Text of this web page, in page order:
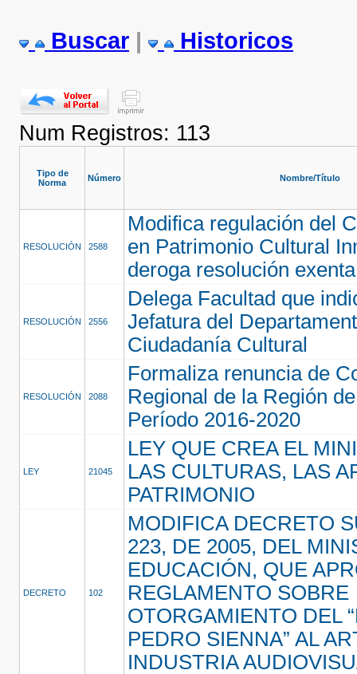
Buscar | Historicos
Num Registros: 113
Tipo de
Norma
Número Nombre/Título
RESOLUCIÓN 2588
Modifica regulación del
en Patrimonio Cultural
deroga resolución
RESOLUCIÓN 2556
Delega Facultad que
Jefatura del
Ciudadanía Cultural
RESOLUCIÓN 2088
Formaliza renuncia de
Regional de la Región
Período 2016-2020
LEY 21045
LEY QUE CREA EL
LAS CULTURAS, LAS
PATRIMONIO
DECRETO 102
MODIFICA DECRETO
223, DE 2005, DEL
EDUCACIÓN, QUE
REGLAMENTO SOBRE
OTORGAMIENTO DEL
PEDRO SIENNA” AL
INDUSTRIA